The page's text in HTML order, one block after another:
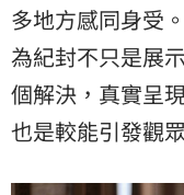
多地方感同身受
為紀封不只是展
個解決，真實呈
也是較能引發觀